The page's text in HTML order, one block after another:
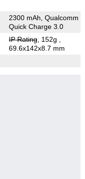
2300 mAh, Qualcomm
Quick Charge 3.0
IP Rating, 152g
69.6x142x8.7 mm